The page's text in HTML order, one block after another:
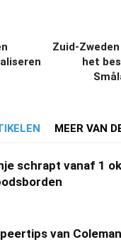
Zuid-
het
MEER VAN
schrapt vanaf 1
van